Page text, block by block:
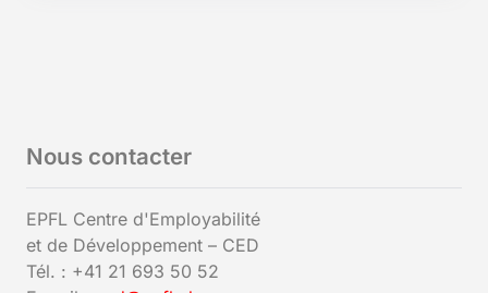
Nous contacter
EPFL Centre d'Employabilité
et de Développement – CED
Tél. : +41 21 693 50 52